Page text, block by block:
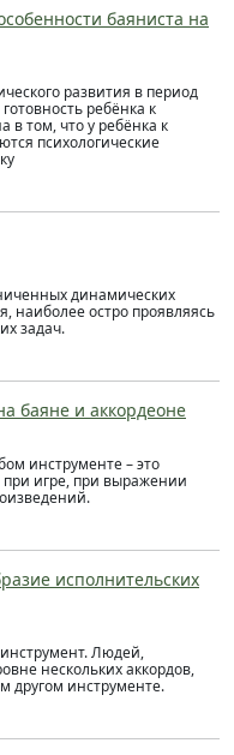
баяниста на
развития в период
ребёнка к
в том, что у ребёнка к
психологические
динамических
наиболее остро проявляясь
задач.
баяне и аккордеоне
инструменте – это
при игре, при выражении
исполнительских
Людей,
нескольких аккордов,
другом инструменте.